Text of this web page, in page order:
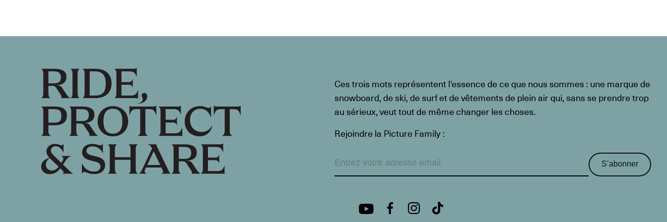
Ces trois mots représentent l'essence de ce que nous sommes : une marque de
snowboard, de ski, de surf et de vêtements de plein air qui, sans se prendre trop
au sérieux, veut tout de même changer les choses.
Rejoindre la Picture Family :
S’abonner